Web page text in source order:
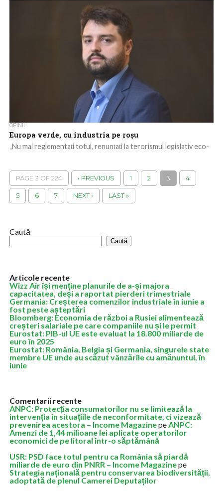
ajunsese la cel mai ridicat nivel din ultimii trei ani. Scăderea...
OPINII
Europa verde, cu industria pe roșu
„Nu mai reglementați totul, renunțați la terorismul legislativ eco-
PAGE 3 OF 224 ‹ PREVIOUS 1 2 3 4
5 6 7 NEXT › LAST »
Caută
Caută
Articole recente
Wizz Air își menține planurile de a-și majora
capacitatea, deși a raportat pierderi trimestriale
Germania: Creșterea comenzilor industriale în iunie a
fost peste așteptări
Bloomberg: Economia de război a Rusiei alimentează
creșteri salariale pe care companiile nu și le permit
Eurostat: PIB-ul UE este evaluat la 18.800 miliarde de
euro în 2025
Eurostat: România, Belgia și Germania, singurele state
membre UE unde au scăzut vânzările cu amănuntul, în
iunie
Comentarii recente
ANPC: Protecția consumatorilor nu se limitează la
intervenția în situațiile de neconformitate, ci vizează
prevenirea acestora – Income MagazinepeANPC:
Amenzi de 1,44 milioane lei aplicate operatorilor
economici de pe litoral într-o săptămână
USR: PSD face totul pentru ca România să piardă
miliarde de euro din PNRR – Income Magazinepe
Strategia națională pentru conservarea biodiversității,
adoptată de plenul Camerei Deputaților